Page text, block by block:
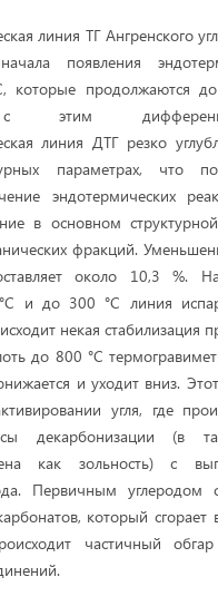
линия ТГ Ангренского
появления
которые продолжаются
этим
линия ДТГ резко
параметрах, что
эндотермических
в основном
фракций.
около 10,3 %.
и до 300 °С линия
некая стабилизация
до 800 °С
и уходит вниз.
угля, где
декарбонизации (в
как зольность) с
Первичным углеродом
который
частичный обгар